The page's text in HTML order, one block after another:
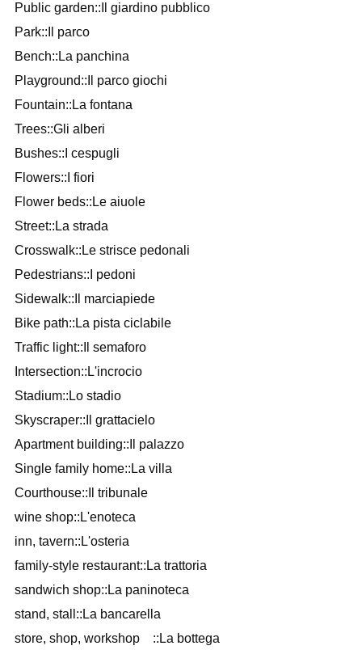
Public garden::Il giardino pubblico
Park::Il parco
Bench::La panchina
Playground::Il parco giochi
Fountain::La fontana
Trees::Gli alberi
Bushes::I cespugli
Flowers::I fiori
Flower beds::Le aiuole
Street::La strada
Crosswalk::Le strisce pedonali
Pedestrians::I pedoni
Sidewalk::Il marciapiede
Bike path::La pista ciclabile
Traffic light::Il semaforo
Intersection::L'incrocio
Stadium::Lo stadio
Skyscraper::Il grattacielo
Apartment building::Il palazzo
Single family home::La villa
Courthouse::Il tribunale
wine shop::L'enoteca
inn, tavern::L'osteria
family-style restaurant::La trattoria
sandwich shop::La paninoteca
stand, stall::La bancarella
store, shop, workshop ::La bottega